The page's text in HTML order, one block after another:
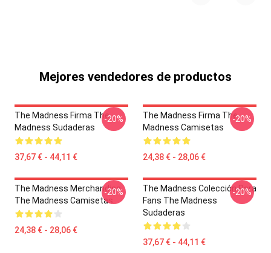
Mejores vendedores de productos
The Madness Firma The
Madness Sudaderas
37,67 € - 44,11 €
-20%
The Madness Firma The
Madness Camisetas
24,38 € - 28,06 €
-20%
The Madness Merchandise
The Madness Camisetas
24,38 € - 28,06 €
-20%
The Madness Colección Para
Fans The Madness
Sudaderas
37,67 € - 44,11 €
-20%